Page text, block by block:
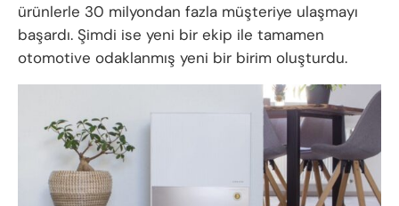
ürünlerle 30 milyondan fazla müşteriye ulaşmayı
başardı. Şimdi ise yeni bir ekip ile tamamen
otomotive odaklanmış yeni bir birim oluşturdu.